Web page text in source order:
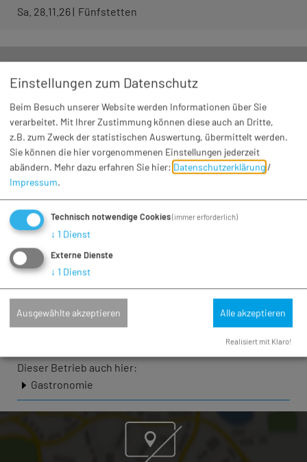
Sa. 28.11.26
Fünfstetten
Weihnachten/Silvester
Sa. 19.12.26 Fünfstetten
Dieser Betrieb auch hier:
Gastronomie
Einstellungen zum Datenschutz
Beim Besuch unserer Website werden Informationen über Sie
verarbeitet. Mit Ihrer Zustimmung können diese auch an Dritte,
z.B. zum Zweck der statistischen Auswertung, übermittelt werden.
Sie können die hier vorgenommenen Einstellungen jederzeit
abändern. Mehr dazu erfahren Sie hier: Datenschutzerklärung/
Impressum.
Technisch notwendige Cookies(immer erforderlich)
↓ 1 Dienst
Externe Dienste
↓ 1 Dienst
Ausgewählte akzeptieren Alle akzeptieren
Realisiert mit Klaro!